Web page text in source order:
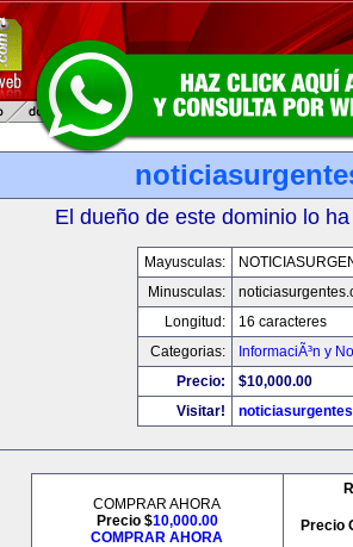
El dueño de este dominio lo
Mayusculas:
Minusculas:
Longitud:
16 caracteres
Categorias:
InformaciÃ³n y
Precio:
$10,000.00
Visitar!
COMPRAR AHORA
Precio $10,000.00
COMPRAR AHORA
Precio